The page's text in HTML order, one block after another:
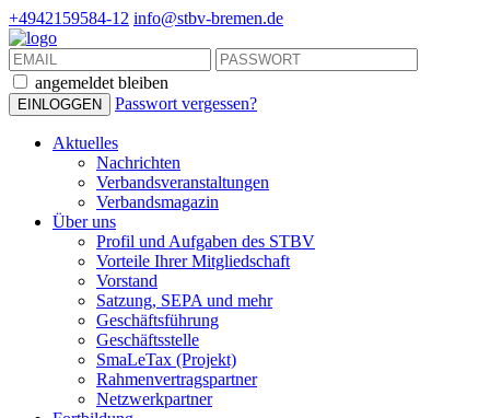
+4942159584-12 info@stbv-bremen.de
angemeldet bleiben
Passwort vergessen?
Aktuelles
Nachrichten
Verbandsveranstaltungen
Verbandsmagazin
Über uns
Profil und Aufgaben des STBV
Vorteile Ihrer Mitgliedschaft
Vorstand
Satzung, SEPA und mehr
Geschäftsführung
Geschäftsstelle
SmaLeTax (Projekt)
Rahmenvertragspartner
Netzwerkpartner